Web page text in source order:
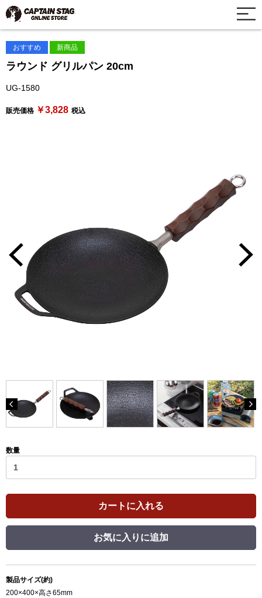
おすすめ 新商品
ラウンド グリルパン 20cm
UG-1580
販売価格 ￥3,828 税込
数量
カートに入れる
お気に入りに追加
製品サイズ(約)
200×400×高さ65mm